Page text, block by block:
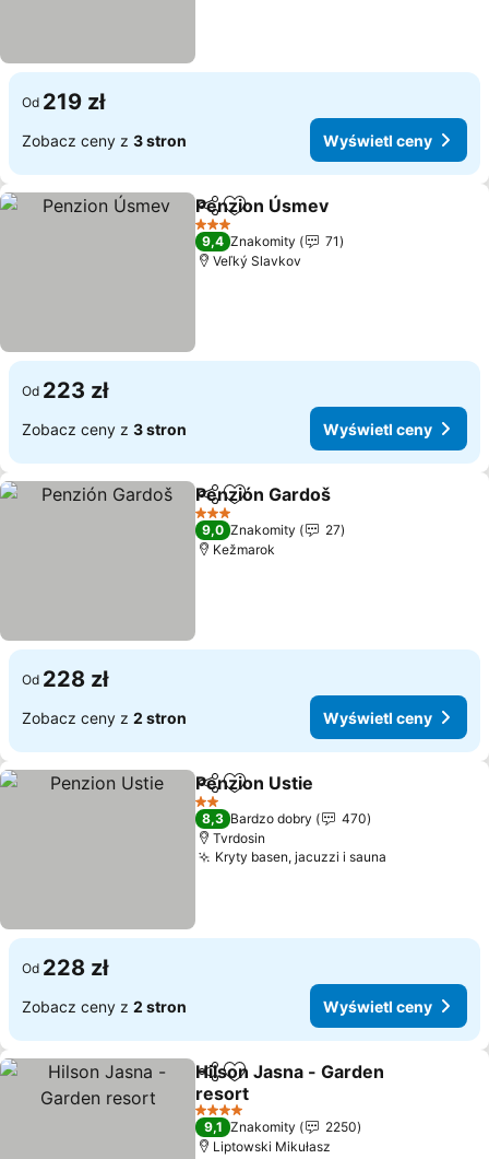
Od 219 zł
Zobacz ceny z 3 stron Wyświetl ceny
Udostępnij
Dodaj do ulubionych
Penzion Úsmev
3 Kategoria
9,4 Znakomity
71
Veľký Slavkov
Od 223 zł
Zobacz ceny z 3 stron Wyświetl ceny
Udostępnij
Dodaj do ulubionych
Penzión Gardoš
3 Kategoria
9,0 Znakomity
27
Kežmarok
Od 228 zł
Zobacz ceny z 2 stron Wyświetl ceny
Udostępnij
Dodaj do ulubionych
Penzion Ustie
2 Kategoria
8,3 Bardzo dobry
470
Tvrdosin
Kryty basen, jacuzzi i sauna
Od 228 zł
Zobacz ceny z 2 stron Wyświetl ceny
Udostępnij
Dodaj do ulubionych
Hilson Jasna - Garden
resort
4 Kategoria
9,1 Znakomity
2250
Liptowski Mikułasz